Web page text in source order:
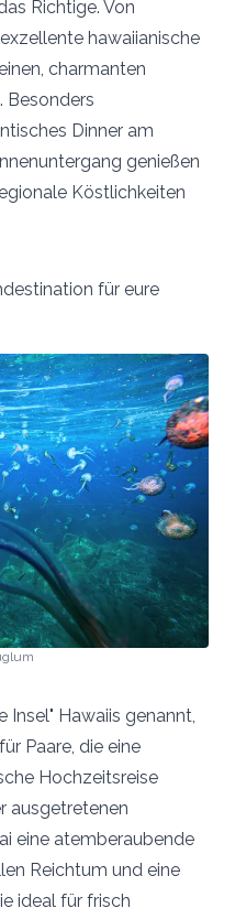
Richtige. Von
hawaiianische
charmanten
Besonders
Dinner am
genießen
Köstlichkeiten
für eure
Insel" Hawaiis genannt,
Paare, die eine
Hochzeitsreise
ausgetretenen
eine atemberaubende
Reichtum und eine
ideal für frisch